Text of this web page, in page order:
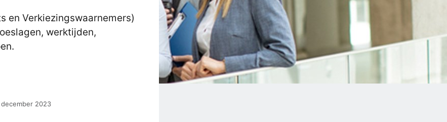
en Verkiezingswaarnemers)
werktijden,
2023